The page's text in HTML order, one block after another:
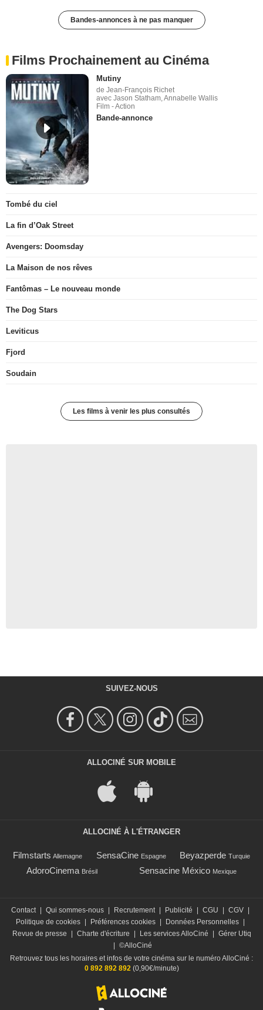
Bandes-annonces à ne pas manquer
Films Prochainement au Cinéma
Mutiny
de Jean-François Richet
avec Jason Statham, Annabelle Wallis
Film - Action
Bande-annonce
Tombé du ciel
La fin d’Oak Street
Avengers: Doomsday
La Maison de nos rêves
Fantômas – Le nouveau monde
The Dog Stars
Leviticus
Fjord
Soudain
Les films à venir les plus consultés
SUIVEZ-NOUS
ALLOCINÉ SUR MOBILE
ALLOCINÉ À L'ÉTRANGER
Filmstarts Allemagne SensaCine Espagne Beyazperde Turquie
AdoroCinema Brésil Sensacine México Mexique
Contact Qui sommes-nous Recrutement Publicité CGU CGV
Politique de cookies
Préférences cookies Données Personnelles
Revue de presse
Charte d'écriture Les services AlloCiné
Gérer Utiq
©AlloCiné
Retrouvez tous les horaires et infos de votre cinéma sur le numéro AlloCiné :
0 892 892 892(0,90€/minute)